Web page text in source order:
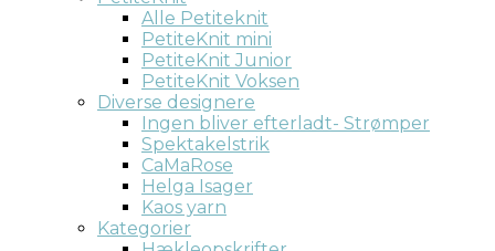
Alle Petiteknit
PetiteKnit mini
PetiteKnit Junior
PetiteKnit Voksen
Diverse designere
Ingen bliver efterladt- Strømper
Spektakelstrik
CaMaRose
Helga Isager
Kaos yarn
Kategorier